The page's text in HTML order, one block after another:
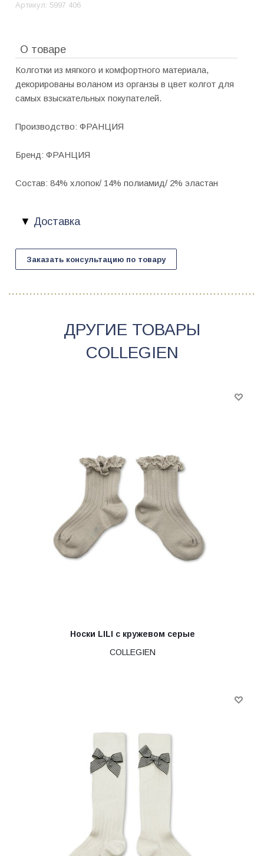
Артикул: 5997 406
О товаре
Колготки из мягкого и комфортного материала,
декорированы воланом из органзы в цвет колгот для
самых взыскательных покупателей.
Производство: ФРАНЦИЯ
Бренд: ФРАНЦИЯ
Состав: 84% хлопок/ 14% полиамид/ 2% эластан
Доставка
Заказать консультацию по товару
ДРУГИЕ ТОВАРЫ
COLLEGIEN
Носки LILI с кружевом серые
COLLEGIEN